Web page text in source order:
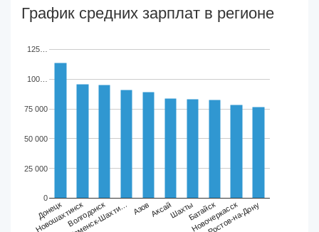
График средних зарплат в регионе
Донецк
НовошахтинскВолгодонск
Каменск-Шахти… Азов АксайШахтыБатайск
Новочеркасск
Ростов-на-Дону
0
25 000
50 000
75 000
100…
125…